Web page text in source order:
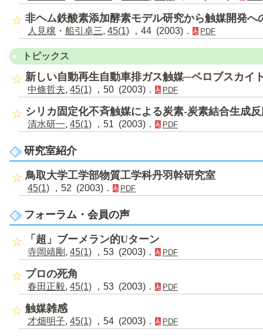
非ヘム鉄酸素添加酵素モデル研究から触媒開発へ
人見穣 ・ 船引卓三, 45(1) ，44 (2003)． PDF
トピックス
新しい自動再生自動車排ガス触媒─ペロブスカイ
中條哲夫, 45(1) ，50 (2003)． PDF
シリカ固定化不斉触媒による炭素-炭素結合生成
清水研一, 45(1) ，51 (2003)． PDF
研究室紹介
鳥取大学工学部物質工学科丹羽幹研究室
45(1) ，52 (2003)． PDF
フォーラム・会員の声
「超」ブーメラン的Uターン
寺岡靖剛 , 45(1) ，53 (2003)． PDF
プロの死角
春田正毅, 45(1) ，53 (2003)． PDF
触媒雑感
才畑明子, 45(1) ，54 (2003)． PDF